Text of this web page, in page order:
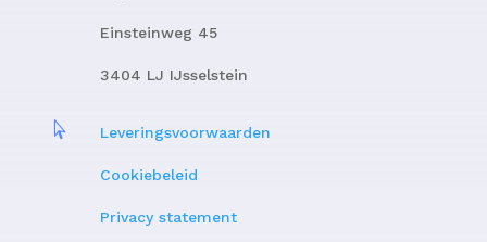
Einsteinweg 45
3404 LJ IJsselstein
 Leveringsvoorwaarden
Cookiebeleid
Privacy statement